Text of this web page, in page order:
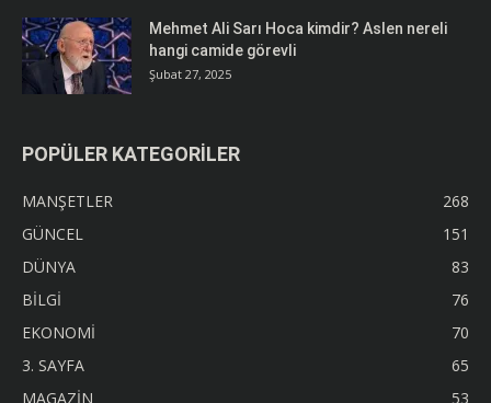
Mehmet Ali Sarı Hoca kimdir? Aslen nereli
hangi camide görevli
Şubat 27, 2025
POPÜLER KATEGORİLER
MANŞETLER
268
GÜNCEL
151
DÜNYA
83
BİLGİ
76
EKONOMİ
70
3. SAYFA
65
MAGAZİN
53